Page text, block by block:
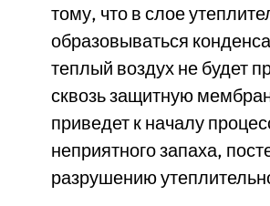
тому, что в слое
образовываться
теплый воздух не будет
сквозь защитную
приведет к началу
неприятного запаха,
разрушению